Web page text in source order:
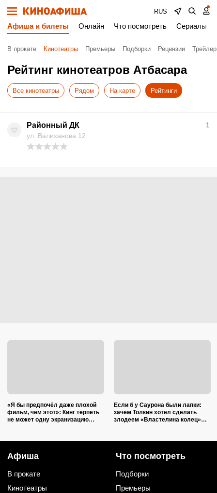
RUS
Афиша и билеты Онлайн Что посмотреть Сериалы
В прокате Кинотеатры Премьеры Подборки Рецензии
Рейтинг кинотеатров Атбасара
Все кинотеатры Рядом На карте Рейтинги
1
Районный ДК
ул. Валиханова 12
«Я бы предпочёл даже плохой
фильм, чем этот»: Кинг терпеть
не может одну экранизацию
Если б у Саурона были лапки:
зачем Толкин хотел сделать
злодеем «Властелина колец»…
Афиша
В прокате
Кинотеатры
Что посмотреть
Подборки
Премьеры